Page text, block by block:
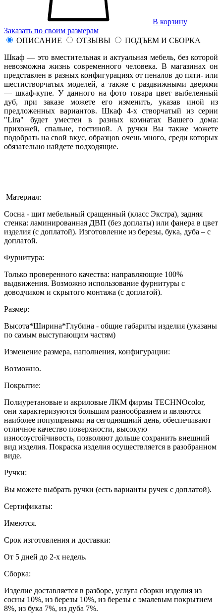
В корзину
Заказать по своим размерам
ОПИСАНИЕ
ОТЗЫВЫ
ПОДЪЕМ И СБОРКА
Шкаф — это вместительная и актуальная мебель, без которой
невозможна жизнь современного человека. В магазинах он
представлен в разных конфигурациях от пеналов до пяти- или
шестистворчатых моделей, а также с раздвижными дверями
— шкаф-купе. У данного на фото товара цвет выбеленный
дуб, при заказе можете его изменить, указав иной из
предложенных вариантов. Шкаф 4-х створчатый из серии
"Lira" будет уместен в разных комнатах Вашего дома:
прихожей, спальне, гостиной. А ручки Вы также можете
подобрать на свой вкус, образцов очень много, среди которых
обязательно найдете подходящие.
Материал:
Сосна - щит мебельный сращенный (класс Экстра), задняя
стенка: ламинированная ДВП (без доплаты) или фанера в цвет
изделия (с доплатой). Изготовление из березы, бука, дуба – с
доплатой.
Фурнитура:
Только проверенного качества: направляющие 100%
выдвижения. Возможно использование фурнитуры с
доводчиком и скрытого монтажа (с доплатой).
Размер:
Высота*Ширина*Глубина - общие габариты изделия (указаны
по самым выступающим частям)
Изменение размера, наполнения, конфигурации:
Возможно.
Покрытие:
Полиуретановые и акриловые ЛКМ фирмы TECHNOcolor,
они характеризуются большим разнообразием и являются
наиболее популярными на сегодняшний день, обеспечивают
отличное качество поверхности, высокую
износоустойчивость, позволяют дольше сохранить внешний
вид изделия. Покраска изделия осуществляется в разобранном
виде.
Ручки:
Вы можете выбрать ручки (есть варианты ручек с доплатой).
Сертификаты:
Имеются.
Срок изготовления и доставки:
От 5 дней до 2-х недель.
Сборка:
Изделие доставляется в разборе, услуга сборки изделия из
сосны 10%, из березы 10%, из березы с эмалевым покрытием
8%, из бука 7%, из дуба 7%.